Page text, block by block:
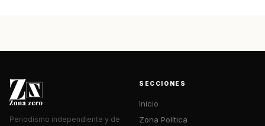
Periodismo independiente y de
SECCIONES
Inicio
Zona Política